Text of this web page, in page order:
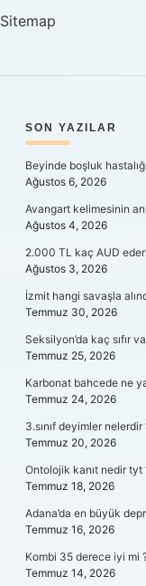
Sitemap
SON YAZILAR
Beyinde boşluk
Ağustos 6, 2026
Avangart kelimesinin
Ağustos 4, 2026
2.000 TL kaç AUD eder
Ağustos 3, 2026
İzmit hangi savaşla
Temmuz 30, 2026
Seksilyon’da kaç sıfır
Temmuz 25, 2026
Karbonat bahcede ne
Temmuz 24, 2026
3.sınıf deyimler nelerdir
Temmuz 20, 2026
Ontolojik kanıt nedir tyt
Temmuz 18, 2026
Adana’da en büyük
Temmuz 16, 2026
Kombi 35 derece iyi mi
Temmuz 14, 2026